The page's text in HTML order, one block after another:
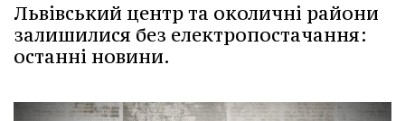
Львівський центр та околичні райони
залишилися без електропостачання:
останні новини.